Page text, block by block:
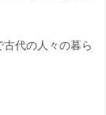
代の人々の暮ら